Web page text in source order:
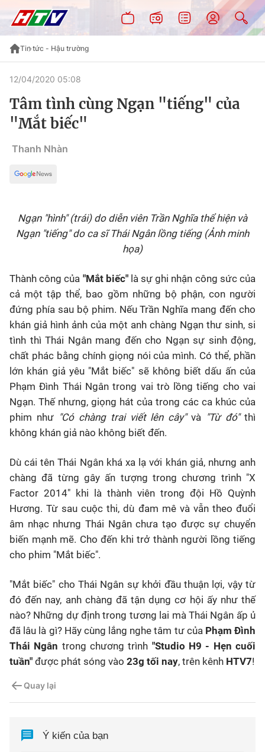
Tin tức - Hậu trường
12/04/2020 05:08
Tâm tình cùng Ngạn "tiếng" của
"Mắt biếc"
Thanh Nhàn
Ngạn "hình" (trái) do diễn viên Trần Nghĩa thể hiện và
Ngạn "tiếng" do ca sĩ Thái Ngân lồng tiếng (Ảnh minh
họa)
Thành công của "Mắt biếc"là sự ghi nhận công sức của
cả một tập thể, bao gồm những bộ phận, con người
đứng phía sau bộ phim. Nếu Trần Nghĩa mang đến cho
khán giả hình ảnh của một anh chàng Ngạn thư sinh, si
tình thì Thái Ngân mang đến cho Ngạn sự sinh động,
chất phác bằng chính giọng nói của mình. Có thể, phần
lớn khán giả yêu "Mắt biếc" sẽ không biết dấu ấn của
Phạm Đình Thái Ngân trong vai trò lồng tiếng cho vai
Ngạn. Thế nhưng, giọng hát của trong các ca khúc của
phim như "Có chàng trai viết lên cây"và "Từ đó"thì
không khán giả nào không biết đến.
Dù cái tên Thái Ngân khá xa lạ với khán giả, nhưng anh
chàng đã từng gây ấn tượng trong chương trình "X
Factor 2014" khi là thành viên trong đội Hồ Quỳnh
Hương. Từ sau cuộc thi, dù đam mê và vẫn theo đuổi
âm nhạc nhưng Thái Ngân chưa tạo được sự chuyển
biến mạnh mẽ. Cho đến khi trở thành người lồng tiếng
cho phim "Mắt biếc".
"Mắt biếc" cho Thái Ngân sự khởi đầu thuận lợi, vậy từ
đó đến nay, anh chàng đã tận dụng cơ hội ấy như thế
nào? Những dự định trong tương lai mà Thái Ngân ấp ủ
đã lâu là gì? Hãy cùng lắng nghe tâm tư của Phạm Đình
Thái Ngân trong chương trình "Studio H9 - Hẹn cuối
tuần" được phát sóng vào 23g tối nay, trên kênh HTV7!
Quay lại
Ý kiến của bạn